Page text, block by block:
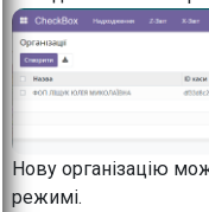
Нову організацію
режимі.